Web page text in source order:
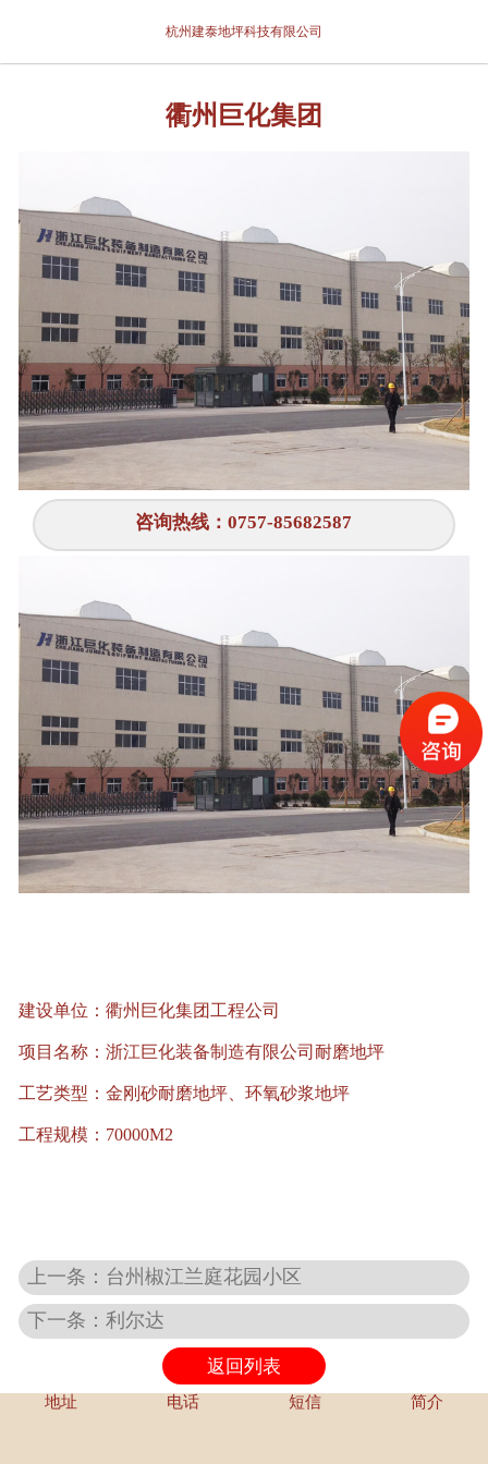
案例展示
合作客户
联系我们
杭州建泰地坪科技有限公司
衢州巨化集团
咨询热线：0757-85682587
建设单位：衢州巨化集团工程公司
项目名称：浙江巨化装备制造有限公司耐磨地坪
工艺类型：金刚砂耐磨地坪、环氧砂浆地坪
工程规模：70000M2
上一条：台州椒江兰庭花园小区
下一条：利尔达
返回列表
地址 电话 短信 简介